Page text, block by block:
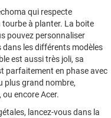
qui respecte
tourbe à planter. La boite
pouvez personnaliser
les différents modèles
est aussi très joli, sa
parfaitement en phase avec
plus grand nombre,
ou encore Acer.
lancez-vous dans la